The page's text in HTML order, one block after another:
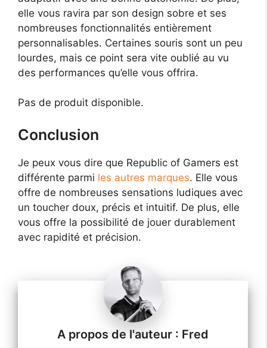
elle vous ravira par son design sobre et ses
nombreuses fonctionnalités entièrement
personnalisables. Certaines souris sont un peu
lourdes, mais ce point sera vite oublié au vu
des performances qu’elle vous offrira.
Pas de produit disponible.
Conclusion
Je peux vous dire que Republic of Gamers est
différente parmi les autres marques. Elle vous
offre de nombreuses sensations ludiques avec
un toucher doux, précis et intuitif. De plus, elle
vous offre la possibilité de jouer durablement
avec rapidité et précision.
Fred